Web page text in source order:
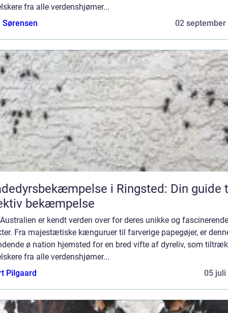
fra alle verdenshjørner...
Sørensen
02 september
i Ringsted: Din guide
bekæmpelse
er kendt verden over for deres unikke og fascinerende
Fra majestætiske kænguruer til farverige papegøjer, er
ø nation hjemsted for en bred vifte af dyreliv, som
fra alle verdenshjørner...
Pilgaard
05 juli